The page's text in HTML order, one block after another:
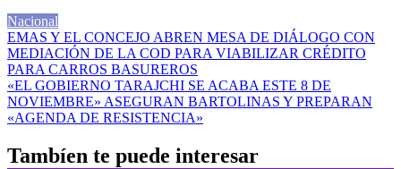
Nacional
Navegación
de
entradas
EMAS Y EL CONCEJO ABREN MESA DE DIÁLOGO CON
MEDIACIÓN DE LA COD PARA VIABILIZAR CRÉDITO
PARA CARROS BASUREROS
«EL GOBIERNO TARAJCHI SE ACABA ESTE 8 DE
NOVIEMBRE» ASEGURAN BARTOLINAS Y PREPARAN
«AGENDA DE RESISTENCIA»
Tambíen te puede interesar